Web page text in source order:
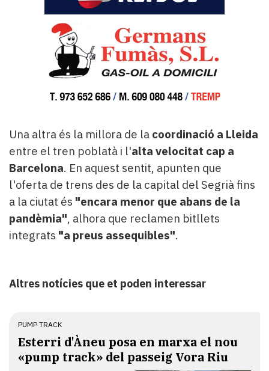
Una altra és la millora de la coordinació a Lleida
entre el tren poblatà i l'alta velocitat cap a
Barcelona. En aquest sentit, apunten que
l'oferta de trens des de la capital del Segrià fins
a la ciutat és "encara menor que abans de la
pandèmia", alhora que reclamen bitllets
integrats "a preus assequibles".
Altres notícies que et poden interessar
PUMP TRACK
Esterri d'Àneu posa en marxa el nou
«pump track» del passeig Vora Riu